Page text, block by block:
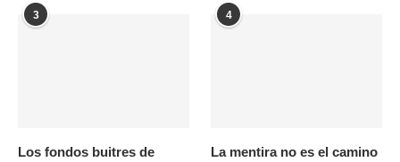
3
Los fondos buitres de
4
La mentira no es el camino